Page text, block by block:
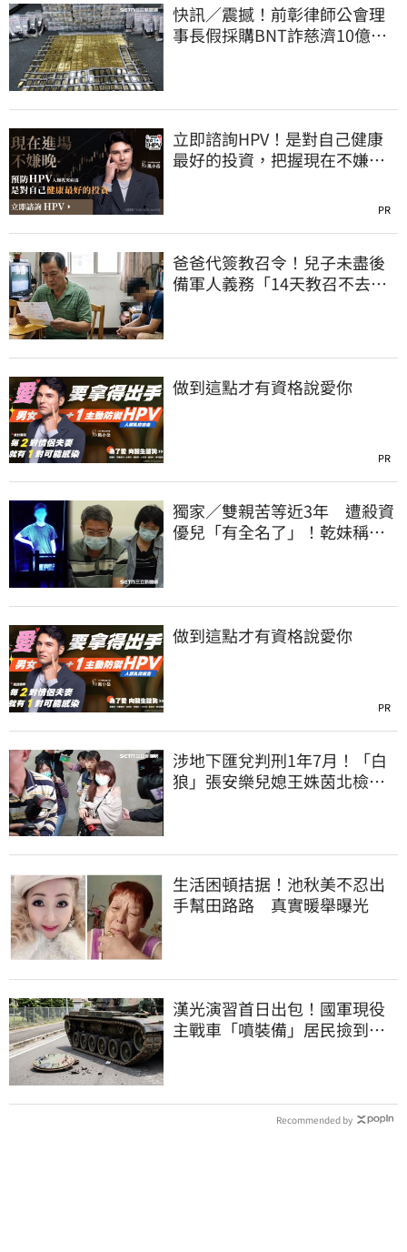
快訊／震撼！前彰律師公會理
事長假採購BNT詐慈濟10億、
立即諮詢HPV！是對自己健康
最好的投資，把握現在不嫌
PR
爸爸代簽教召令！兒子未盡後
備軍人義務「14天教召不去」
做到這點才有資格說愛你
PR
獨家／雙親苦等近3年 遭殺資
優兒「有全名了」！乾妹稱賠
做到這點才有資格說愛你
PR
涉地下匯兌判刑1年7月！「白
狼」張安樂兒媳王姝茵北檢報
生活困頓拮据！池秋美不忍出
手幫田路路 真實暖舉曝光
漢光演習首日出包！國軍現役
主戰車「噴裝備」居民撿到零
Recommended by